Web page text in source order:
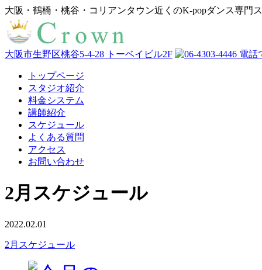
大阪・鶴橋・桃谷・コリアンタウン近くのK-popダンス専門
大阪市生野区桃谷5-4-28 トーベイビル2F
トップページ
スタジオ紹介
料金システム
講師紹介
スケジュール
よくある質問
アクセス
お問い合わせ
2月スケジュール
2022.02.01
2月スケジュール